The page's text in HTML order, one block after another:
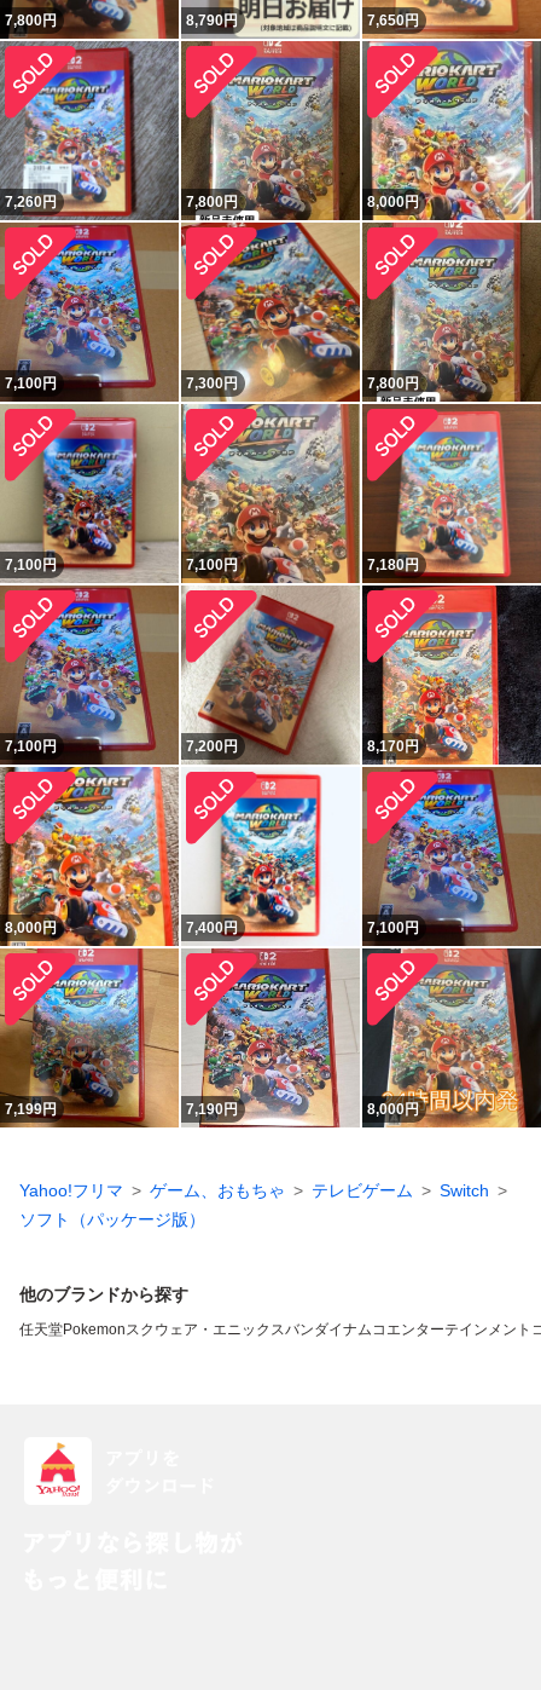
7,800円 8,790円 7,650円
7,260円 7,800円 8,000円
7,100円 7,300円 7,800円
7,100円 7,100円 7,180円
7,100円 7,200円 8,170円
8,000円 7,400円 7,100円
7,199円 7,190円 8,000円
Yahoo!フリマ ゲーム、おもちゃ テレビゲーム
Switch
ソフト（パッケージ版）
他のブランドから探す
任天堂Pokemonスクウェア・エニックスバンダイナムコエンターテインメント